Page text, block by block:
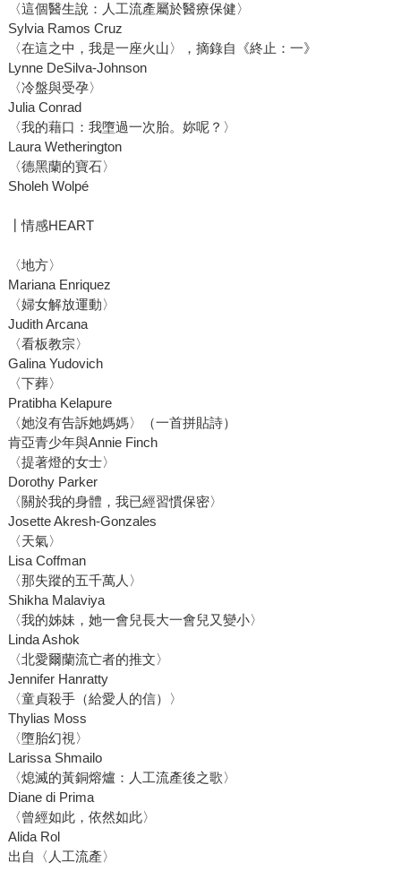
〈這個醫生說：人工流產屬於醫療保健〉
Sylvia Ramos Cruz
〈在這之中，我是一座火山〉，摘錄自《終止：一》
Lynne DeSilva-Johnson
〈冷盤與受孕〉
Julia Conrad
〈我的藉口：我墮過一次胎。妳呢？〉
Laura Wetherington
〈德黑蘭的寶石〉
Sholeh Wolpé
┃情感HEART
〈地方〉
Mariana Enriquez
〈婦女解放運動〉
Judith Arcana
〈看板教宗〉
Galina Yudovich
〈下葬〉
Pratibha Kelapure
〈她沒有告訴她媽媽〉（一首拼貼詩）
肯亞青少年與Annie Finch
〈提著燈的女士〉
Dorothy Parker
〈關於我的身體，我已經習慣保密〉
Josette Akresh-Gonzales
〈天氣〉
Lisa Coffman
〈那失蹤的五千萬人〉
Shikha Malaviya
〈我的姊妹，她一會兒長大一會兒又變小〉
Linda Ashok
〈北愛爾蘭流亡者的推文〉
Jennifer Hanratty
〈童貞殺手（給愛人的信）〉
Thylias Moss
〈墮胎幻視〉
Larissa Shmailo
〈熄滅的黃銅熔爐：人工流產後之歌〉
Diane di Prima
〈曾經如此，依然如此〉
Alida Rol
出自〈人工流產〉